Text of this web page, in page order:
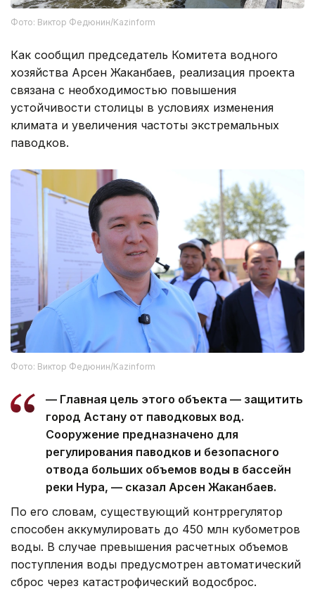
Фото: Виктор Федюнин/Kazinform
Как сообщил председатель Комитета водного
хозяйства Арсен Жаканбаев, реализация проекта
связана с необходимостью повышения
устойчивости столицы в условиях изменения
климата и увеличения частоты экстремальных
паводков.
Фото: Виктор Федюнин/Kazinform
— Главная цель этого объекта — защитить
город Астану от паводковых вод.
Сооружение предназначено для
регулирования паводков и безопасного
отвода больших объемов воды в бассейн
реки Нура, — сказал Арсен Жаканбаев.
По его словам, существующий контррегулятор
способен аккумулировать до 450 млн кубометров
воды. В случае превышения расчетных объемов
поступления воды предусмотрен автоматический
сброс через катастрофический водосброс.